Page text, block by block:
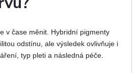
v čase měnit. Hybridní pigmenty
odstínu, ale výsledek ovlivňuje i
typ pleti a následná péče.